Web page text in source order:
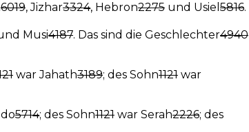
6019, Jizhar3324, Hebron2275 und Usiel 5816.
Musi4187. Das sind die Geschlechter4940
war Jahath3189; des Sohn1121 war
5714; des Sohn1121 war Serah2226; des